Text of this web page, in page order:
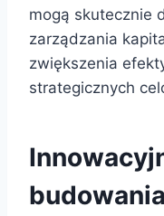
mogą skutecznie
zarządzania
zwiększenia
strategicznych